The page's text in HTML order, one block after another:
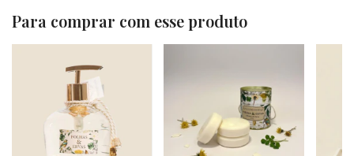
Para comprar com esse produto